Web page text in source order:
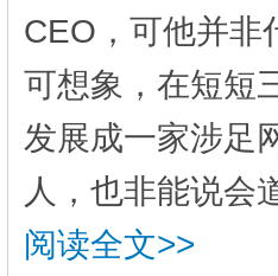
CEO，可他并非
可想象，在短短
发展成一家涉足
人，也非能说会
阅读全文>>